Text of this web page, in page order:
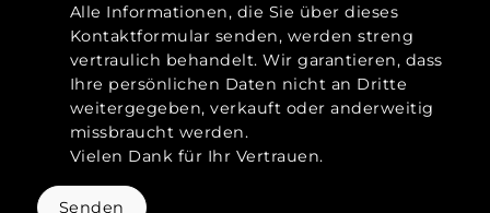
Alle Informationen, die Sie über dieses
Kontaktformular senden, werden streng
vertraulich behandelt. Wir garantieren, dass
Ihre persönlichen Daten nicht an Dritte
weitergegeben, verkauft oder anderweitig
missbraucht werden.
Vielen Dank für Ihr Vertrauen.
Senden